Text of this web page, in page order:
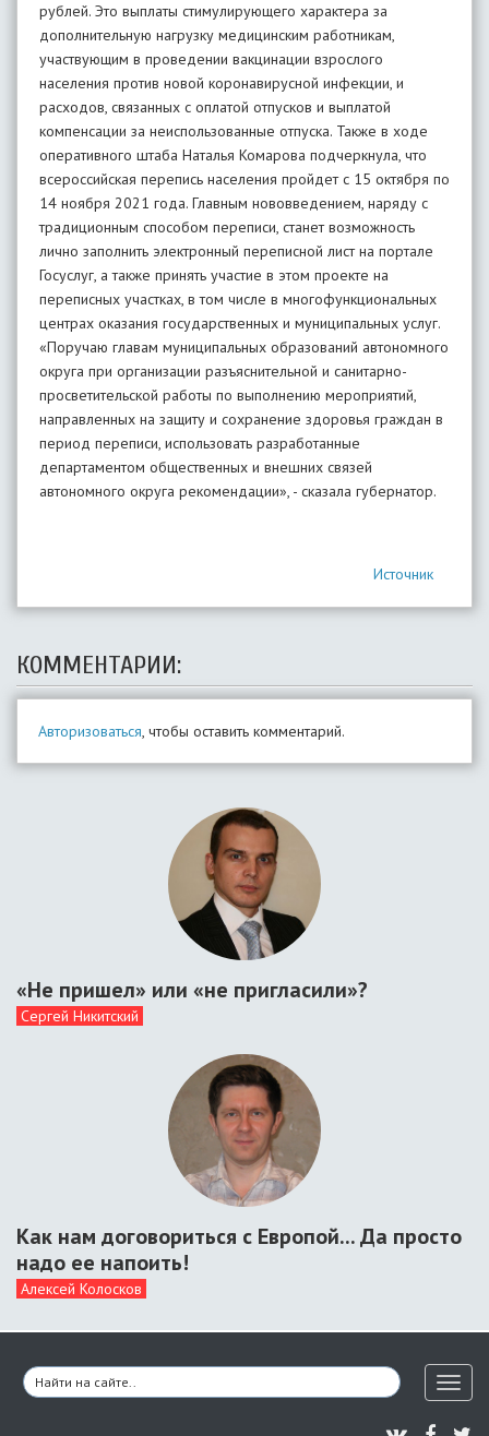
рублей. Это выплаты стимулирующего характера за
дополнительную нагрузку медицинским работникам,
участвующим в проведении вакцинации взрослого
населения против новой коронавирусной инфекции, и
расходов, связанных с оплатой отпусков и выплатой
компенсации за неиспользованные отпуска. Также в ходе
оперативного штаба Наталья Комарова подчеркнула, что
всероссийская перепись населения пройдет с 15 октября по
14 ноября 2021 года. Главным нововведением, наряду с
традиционным способом переписи, станет возможность
лично заполнить электронный переписной лист на портале
Госуслуг, а также принять участие в этом проекте на
переписных участках, в том числе в многофункциональных
центрах оказания государственных и муниципальных услуг.
«Поручаю главам муниципальных образований автономного
округа при организации разъяснительной и санитарно-
просветительской работы по выполнению мероприятий,
направленных на защиту и сохранение здоровья граждан в
период переписи, использовать разработанные
департаментом общественных и внешних связей
автономного округа рекомендации», - сказала губернатор.
Источник
КОММЕНТАРИИ:
Авторизоваться, чтобы оставить комментарий.
«Не пришел» или «не пригласили»?
Сергей Никитский
Как нам договориться с Европой... Да просто
надо ее напоить!
Алексей Колосков